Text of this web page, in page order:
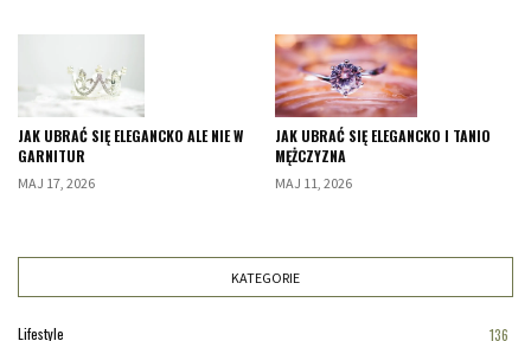
JAK UBRAĆ SIĘ ELEGANCKO ALE NIE W
GARNITUR
MAJ 17, 2026
JAK UBRAĆ SIĘ ELEGANCKO I TANIO
MĘŻCZYZNA
MAJ 11, 2026
KATEGORIE
Lifestyle
136